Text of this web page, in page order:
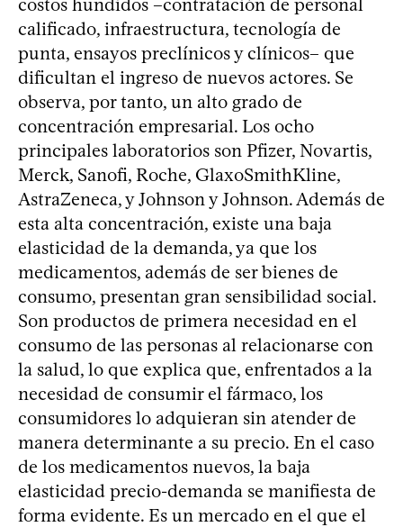
costos hundidos –contratación de personal
calificado, infraestructura, tecnología de
punta, ensayos preclínicos y clínicos– que
dificultan el ingreso de nuevos actores. Se
observa, por tanto, un alto grado de
concentración empresarial. Los ocho
principales laboratorios son Pfizer, Novartis,
Merck, Sanofi, Roche, GlaxoSmithKline,
AstraZeneca, y Johnson y Johnson. Además de
esta alta concentración, existe una baja
elasticidad de la demanda, ya que los
medicamentos, además de ser bienes de
consumo, presentan gran sensibilidad social.
Son productos de primera necesidad en el
consumo de las personas al relacionarse con
la salud, lo que explica que, enfrentados a la
necesidad de consumir el fármaco, los
consumidores lo adquieran sin atender de
manera determinante a su precio. En el caso
de los medicamentos nuevos, la baja
elasticidad precio-demanda se manifiesta de
forma evidente. Es un mercado en el que el